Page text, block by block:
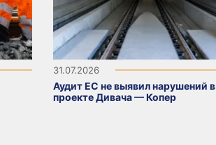
31.07.2026
Аудит ЕС не выявил нарушений в
проекте Дивача — Копер